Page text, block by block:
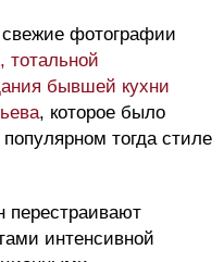
фотографии
тотальной
бывшей кухни
, которое было
тогда стиле
перестраивают
интенсивной